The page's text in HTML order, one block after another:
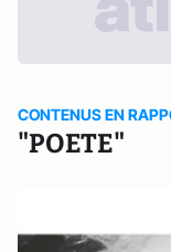
CONTENUS EN
"POETE"